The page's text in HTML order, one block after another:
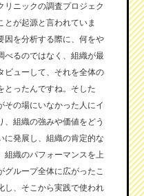
リニックの調査プロジェク
とが起源と言われていま
因を分析する際に、何をや
べるのではなく、組織が最
ビューして、それを全体の
とったんですね。そした
その場にいなかった人にイ
、組織の強みや価値をどう
に発展し、組織の肯定的な
組織のパフォーマンスを上
ループ全体に広がったこ
し、そこから実践で使われ